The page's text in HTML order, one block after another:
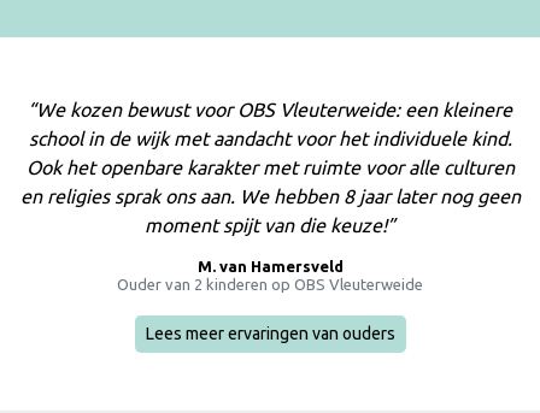
“We kozen bewust voor OBS Vleuterweide: een kleinere
school in de wijk met aandacht voor het individuele kind.
Ook het openbare karakter met ruimte voor alle culturen
en religies sprak ons aan. We hebben 8 jaar later nog geen
moment spijt van die keuze!”
M. van Hamersveld
Ouder van 2 kinderen op OBS Vleuterweide
Lees meer ervaringen van ouders